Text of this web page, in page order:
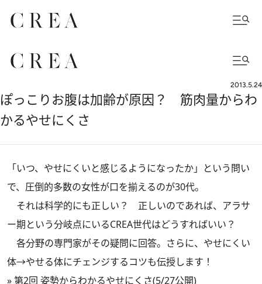
2013.5.24
ぽっこりお腹は加齢が原因？ 筋肉量からわ
かるやせにくさ
「いつ、やせにくいと感じるようになったか」という問い
で、圧倒的多数の女性が口を揃えるのが30代。
それは科学的にも正しい？ 正しいのであれば、アラサ
ー期という分岐点にいるCREA世代はどうすればいい？
各分野の専門家がその疑問に回答。さらに、やせにくい
体→やせる体にチェンジするコツも伝授します！
» 第2回 姿勢からわかるやせにくさ(5/27公開)